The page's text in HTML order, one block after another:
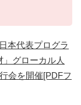
本代表プログラ
グローカル人
会を開催[PDFフ